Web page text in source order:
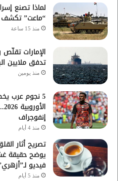
لماذا تصنع
“ماعت” تكشف
منذ 15 ساعة
الإمارات
تدفق ملايين
منذ يومين
5 نجوم عرب
إنفوجراف
منذ 4 أيام
تصريح أثار
يوضح حقيقة
فيديو
منذ 5 أيام